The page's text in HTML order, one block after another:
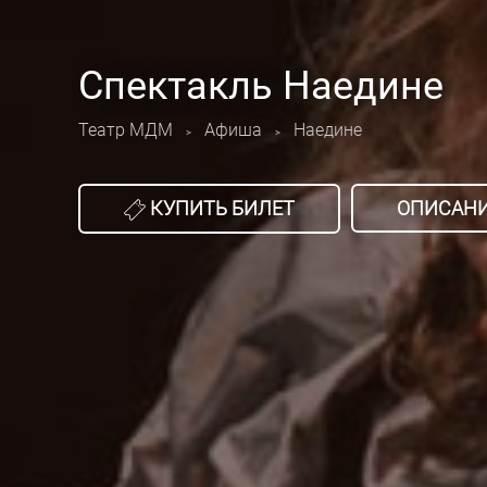
Спектакль Наедине
Театр МДМ > Афиша > Наедине
КУПИТЬ БИЛЕТ